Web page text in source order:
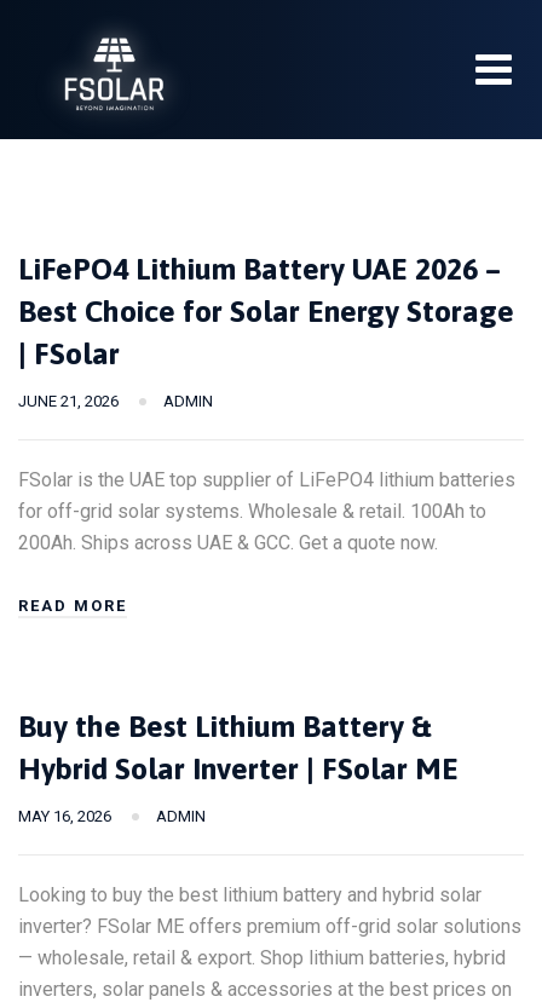
LiFePO4 Lithium Battery UAE 2026 –
Best Choice for Solar Energy Storage
| FSolar
JUNE 21, 2026 ADMIN
FSolar is the UAE top supplier of LiFePO4 lithium batteries
for off-grid solar systems. Wholesale & retail. 100Ah to
200Ah. Ships across UAE & GCC. Get a quote now.
READ MORE
Buy the Best Lithium Battery &
Hybrid Solar Inverter | FSolar ME
MAY 16, 2026 ADMIN
Looking to buy the best lithium battery and hybrid solar
inverter? FSolar ME offers premium off-grid solar solutions
— wholesale, retail & export. Shop lithium batteries, hybrid
inverters, solar panels & accessories at the best prices on